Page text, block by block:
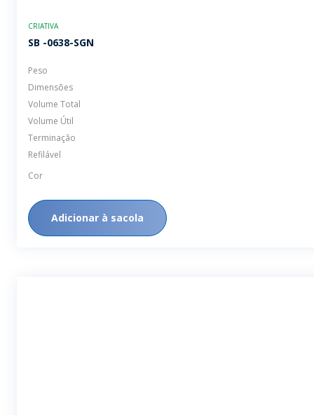
CRIATIVA
SB -0638-SGN
Peso
Dimensões
Volume Total
Volume Útil
Terminação
Refilável
Cor
Adicionar à sacola